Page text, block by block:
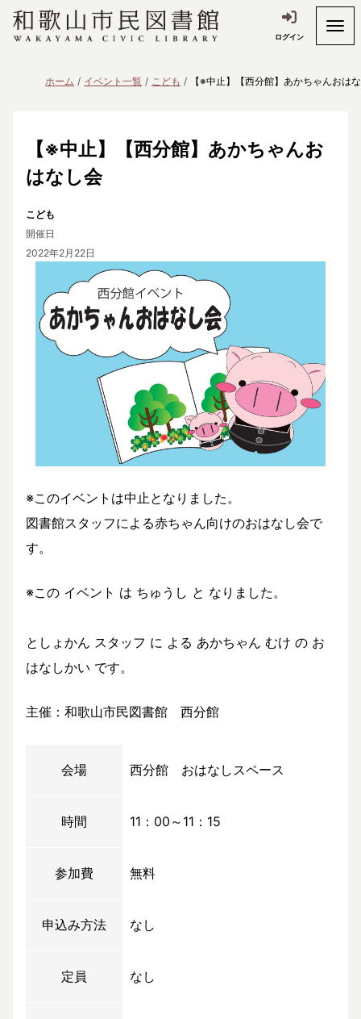
ログイン
ホーム イベント一覧 こども 【※中止】【西分館】あかちゃんおは
【※中止】【西分館】あかちゃんお
はなし会
こども
開催日
2022年2月22日
※このイベントは中止となりました。
図書館スタッフによる赤ちゃん向けのおはなし会で
す。
※この イベント は ちゅうし と なりました。
としょかん スタッフ に よる あかちゃん むけ の お
はなしかい です。
主催：和歌山市民図書館 西分館
会場 西分館 おはなしスペース
時間 11：00～11：15
参加費 無料
申込み方法 なし
定員 なし